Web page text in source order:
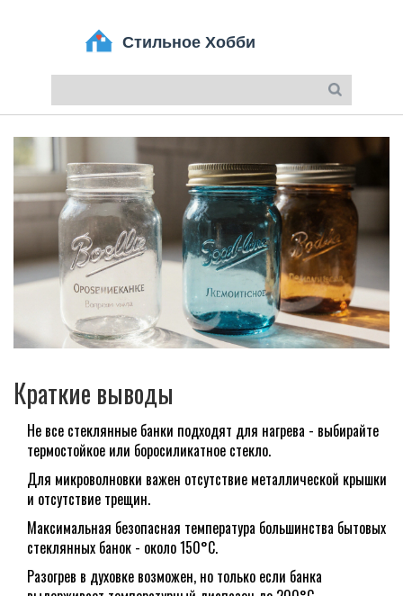
Краткие выводы
Не все стеклянные банки подходят для нагрева - выбирайте
термостойкое или боросиликатное стекло.
Для микроволновки важен отсутствие металлической крышки
и отсутствие трещин.
Максимальная безопасная температура большинства бытовых
стеклянных банок - около 150°C.
Разогрев в духовке возможен, но только если банка